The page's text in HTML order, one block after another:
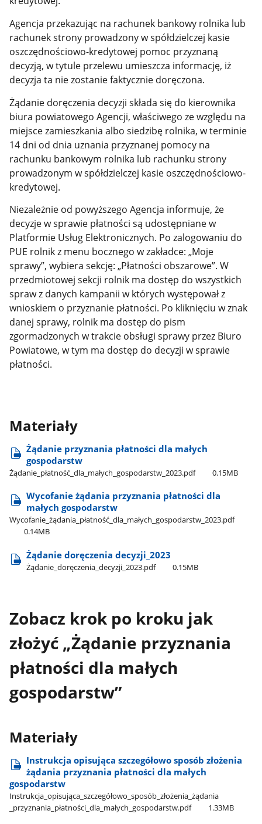
Agencja przekazując na rachunek bankowy rolnika lub
rachunek strony prowadzony w spółdzielczej kasie
oszczędnościowo-kredytowej pomoc przyznaną
decyzją, w tytule przelewu umieszcza informację, iż
decyzja ta nie zostanie faktycznie doręczona.
Żądanie doręczenia decyzji składa się do kierownika
biura powiatowego Agencji, właściwego ze względu na
miejsce zamieszkania albo siedzibę rolnika, w terminie
14 dni od dnia uznania przyznanej pomocy na
rachunku bankowym rolnika lub rachunku strony
prowadzonym w spółdzielczej kasie oszczędnościowo-
kredytowej.
Niezależnie od powyższego Agencja informuje, że
decyzje w sprawie płatności są udostępniane w
Platformie Usług Elektronicznych. Po zalogowaniu do
PUE rolnik z menu bocznego w zakładce: „Moje
sprawy”, wybiera sekcję: „Płatności obszarowe”. W
przedmiotowej sekcji rolnik ma dostęp do wszystkich
spraw z danych kampanii w których występował z
wnioskiem o przyznanie płatności. Po kliknięciu w znak
danej sprawy, rolnik ma dostęp do pism
zgormadzonych w trakcie obsługi sprawy przez Biuro
Powiatowe, w tym ma dostęp do decyzji w sprawie
płatności.
Materiały
Żądanie przyznania płatności dla małych
gospodarstw
Żądanie​_płatność​_dla​_małych​_gospodarstw​_2023.pdf 0.15MB
Wycofanie żądania przyznania płatności dla
małych gospodarstw
Wycofanie​_żądania​_płatność​_dla​_małych​_gospodarstw​_2023.pdf
0.14MB
Żądanie doręczenia decyzji​_2023
Żądanie​_doręczenia​_decyzji​_2023.pdf 0.15MB
Zobacz krok po kroku jak
złożyć „Żądanie przyznania
płatności dla małych
gospodarstw”
Materiały
Instrukcja opisująca szczegółowo sposób złożenia
żądania przyznania płatności dla małych
gospodarstw
Instrukcja​_opisująca​_szczegółowo​_sposób​_złożenia​_żądania​
_przyznania​_płatności​_dla​_małych​_gospodarstw.pdf
1.33MB